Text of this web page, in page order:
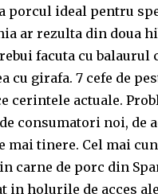
porcul ideal pentru
ar rezulta din doua
facuta cu balaurul
cu girafa. 7 cefe de
cerintele actuale.
consumatori noi, de
mai tinere. Cel mai
carne de porc din
in holurile de acces